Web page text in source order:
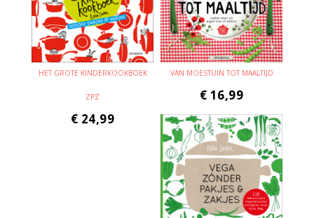
HET GROTE KINDERKOOKBOEK
ZPZ
€ 24,99
VAN MOESTUIN TOT MAALTIJD
€ 16,99